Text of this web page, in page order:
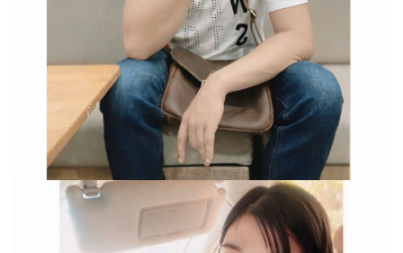
Trường hợp không chấp
nhận đổi hoặc trả sản